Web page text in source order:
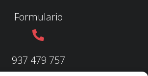
Formulario
937 479 757